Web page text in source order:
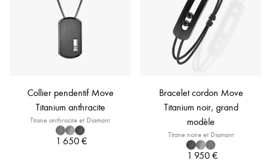
Collier pendentif Move
Titanium anthracite
Titane anthracite et Diamant
1 650 €
Bracelet cordon Move
Titanium noir, grand
modèle
Titane noire et Diamant
1 950 €